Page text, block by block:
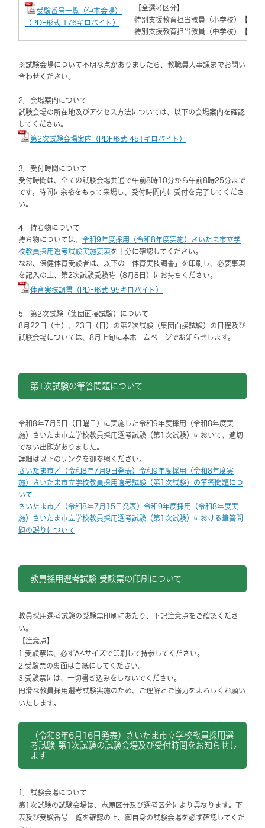
受験番号一覧（仲本会場）
（PDF形式 176キロバイト）
【全選考区分】
特別支援教育担当教員（小学校）【全選
特別支援教育担当教員（中学校）【全選
※試験会場について不明な点がありましたら、教職員人事課までお問い
合わせください。
2．会場案内について
試験会場の所在地及びアクセス方法については、以下の会場案内を確認
してください。
第2次試験会場案内（PDF形式 451キロバイト）
3．受付時間について
受付時間は、全ての試験会場共通で午前8時10分から午前8時25分まで
です。時間に余裕をもって来場し、受付時間内に受付を完了してくださ
い。
4．持ち物について
持ち物については、 令和9年度採用（令和8年度実施）さいたま市立学
校教員採用選考試験実施要項を十分に確認してください。
なお、保健体育受験者は、以下の「体育実技調書」を印刷し、必要事項
を記入の上、第2次試験受験時（8月8日）にお持ちください。
体育実技調書（PDF形式 95キロバイト）
5．第2次試験（集団面接試験）について
8月22日（土）、23日（日）の第2次試験（集団面接試験）の日程及び
試験会場については、8月上旬に本ホームページでお知らせします。
第1次試験の筆答問題について
令和8年7月5日（日曜日）に実施した令和9年度採用（令和8年度実
施）さいたま市立学校教員採用選考試験（第1次試験）において、適切
でない出題がありました。
詳細は以下のリンクを御参照ください。
さいたま市／（令和8年7月9日発表）令和9年度採用（令和8年度実
施）さいたま市立学校教員採用選考試験（第1次試験）の筆答問題につ
いて
さいたま市／（令和8年7月15日発表）令和9年度採用（令和8年度実
施）さいたま市立学校教員採用選考試験（第1次試験）における筆答問
題の誤りについて
教員採用選考試験 受験票の印刷について
教員採用選考試験の受験票印刷にあたり、下記注意点をご確認くださ
い。
【注意点】
1.受験票は、必ずA4サイズで印刷して持参してください。
2.受験票の裏面は白紙にしてください。
3.受験票には、一切書き込みをしないでください。
円滑な教員採用選考試験実施のため、ご理解とご協力をよろしくお願い
いたします。
（令和8年6月16日発表）さいたま市立学校教員採用選
考試験 第1次試験の試験会場及び受付時間をお知らせし
ます
1．試験会場について
第1次試験の試験会場は、志願区分及び選考区分により異なります。下
表及び受験番号一覧を確認の上、御自身の試験会場を必ず確認してくだ